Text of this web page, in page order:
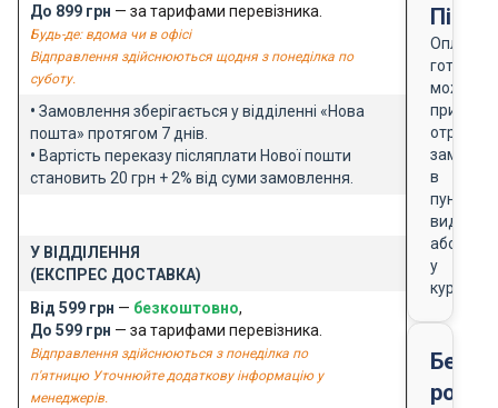
До 899 грн — за тарифами перевізника.
Будь-де: вдома чи в офісі
Відправлення здійснюються щодня з понеділка по
суботу.
• Замовлення зберігається у відділенні «Нова
пошта» протягом 7 днів.
• Вартість переказу післяплати Нової пошти
становить 20 грн + 2% від суми замовлення.
У ВІДДІЛЕННЯ
(ЕКСПРЕС ДОСТАВКА)
Від 599 грн — безкоштовно,
До 599 грн — за тарифами перевізника.
Відправлення здійснюються з понеділка по
п'ятницю Уточнюйте додаткову інформацію у
менеджерів.
Оплата
готівкою
можлива
при
в
пункті
видачі
або
у
кур'єра